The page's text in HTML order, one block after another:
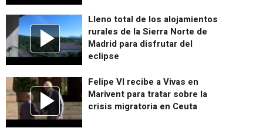
Lleno total de los alojamientos
rurales de la Sierra Norte de
Madrid para disfrutar del
eclipse
Felipe VI recibe a Vivas en
Marivent para tratar sobre la
crisis migratoria en Ceuta